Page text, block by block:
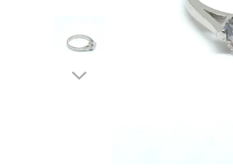
Bijuterii din argint placate cu aur